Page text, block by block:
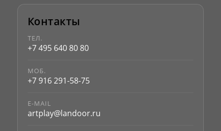
Контакты
ТЕЛ.
+7 495 640 80 80
МОБ.
+7 916 291-58-75
E-MAIL
artplay@landoor.ru